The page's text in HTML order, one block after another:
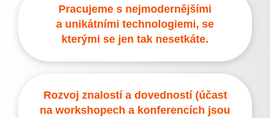
Pracujeme s nejmodernějšími
a unikátními technologiemi, se
kterými se jen tak nesetkáte.
Rozvoj znalostí a dovedností (účast
na workshopech a konferencích jsou